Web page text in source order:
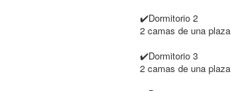
✔️Dormitorio 2
2 camas de una plaza
✔️Dormitorio 3
2 camas de una plaza